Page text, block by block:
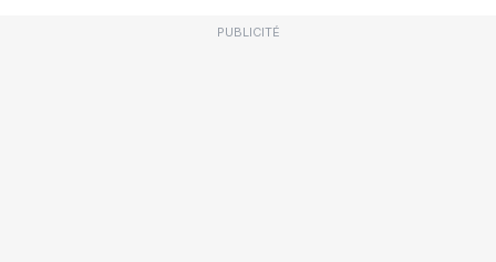
PUBLICITÉ